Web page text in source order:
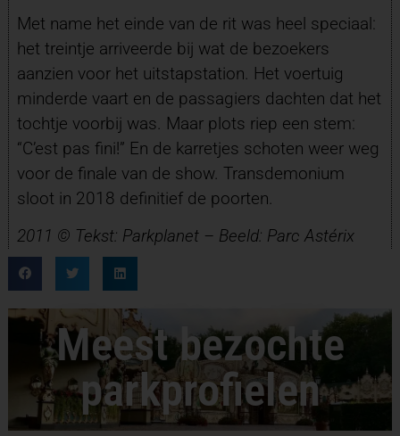
Met name het einde van de rit was heel speciaal:
het treintje arriveerde bij wat de bezoekers
aanzien voor het uitstapstation. Het voertuig
minderde vaart en de passagiers dachten dat het
tochtje voorbij was. Maar plots riep een stem:
“C’est pas fini!” En de karretjes schoten weer weg
voor de finale van de show. Transdemonium
sloot in 2018 definitief de poorten.
2011 © Tekst: Parkplanet – Beeld: Parc Astérix
Meest bezochte
parkprofielen